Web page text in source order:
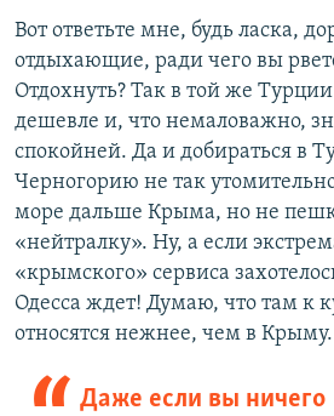
Вот ответьте мне, будь ласка,
отдыхающие, ради чего вы
Отдохнуть? Так в той же
дешевле и, что немаловажно,
спокойней. Да и добираться в
Черногорию не так
море дальше Крыма, но не
«нейтралку». Ну, а если
«крымского» сервиса
Одесса ждет! Думаю, что там к
относятся нежнее, чем в Крыму.
Даже если вы ничего